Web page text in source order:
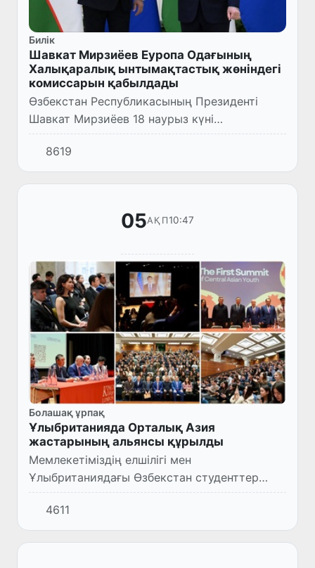
Билік
Шавкат Мирзиёев Еуропа Одағының
Халықаралық ынтымақтастық жөніндегі
комиссарын қабылдады
Өзбекстан Республикасының Президенті
Шавкат Мирзиёев 18 наурыз күні
Өзбекстанда жұмыс сапарымен жүрген
Еуропа Одағының Халықаралық
ынтымақтастық жөніндегі комиссары Йозеф
8619
05АҚП10:47
Болашақ ұрпақ
Ұлыбританияда Орталық Азия
жастарының альянсы құрылды
Мемлекетіміздің елшілігі мен
Ұлыбританиядағы Өзбекстан студенттер
одағымен бірлесіп Лондондағы Корольдік
колледжде Орталық Азия жастарының
бірінші саммиті ұйымдастырылды.
4611